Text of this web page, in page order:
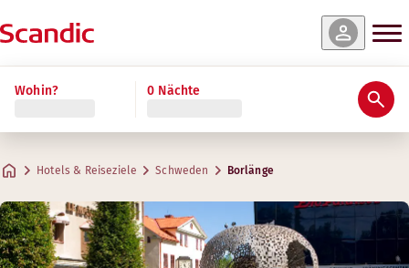
Wohin? 0 Nächte
Hotels & Reiseziele Schweden Borlänge